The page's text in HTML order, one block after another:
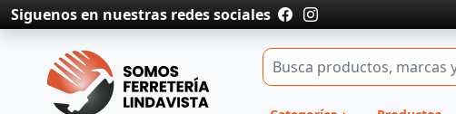
Siguenos en nuestras redes sociales